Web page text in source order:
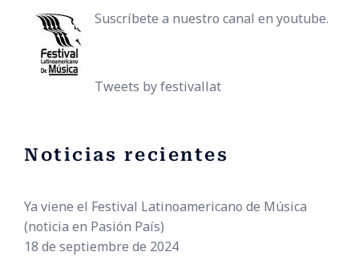
Suscríbete a nuestro canal en youtube.
Tweets by festivallat
Noticias recientes
Ya viene el Festival Latinoamericano de Música
(noticia en Pasión País)
18 de septiembre de 2024